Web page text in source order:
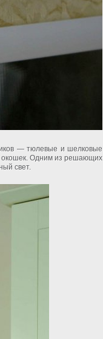
— тюлевые и шелковые
окошек. Одним из решающих
свет.